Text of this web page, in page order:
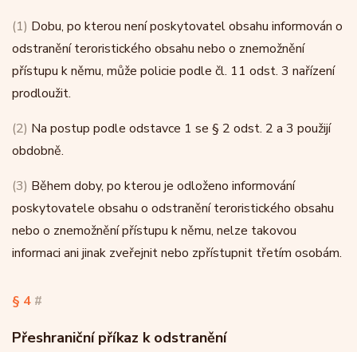
(1) Dobu, po kterou není poskytovatel obsahu informován o
odstranění teroristického obsahu nebo o znemožnění
přístupu k němu, může policie podle čl. 11 odst. 3 nařízení
prodloužit.
(2) Na postup podle odstavce 1 se § 2 odst. 2 a 3 použijí
obdobně.
(3) Během doby, po kterou je odloženo informování
poskytovatele obsahu o odstranění teroristického obsahu
nebo o znemožnění přístupu k němu, nelze takovou
informaci ani jinak zveřejnit nebo zpřístupnit třetím osobám.
§ 4 #
Přeshraniční příkaz k odstranění